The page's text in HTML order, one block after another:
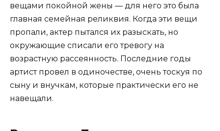
вещами покойной жены — для него это была
главная семейная реликвия. Когда эти вещи
пропали, актер пытался их разыскать, но
окружающие списали его тревогу на
возрастную рассеянность. Последние годы
артист провел в одиночестве, очень тоскуя по
сыну и внучкам, которые практически его не
навещали.